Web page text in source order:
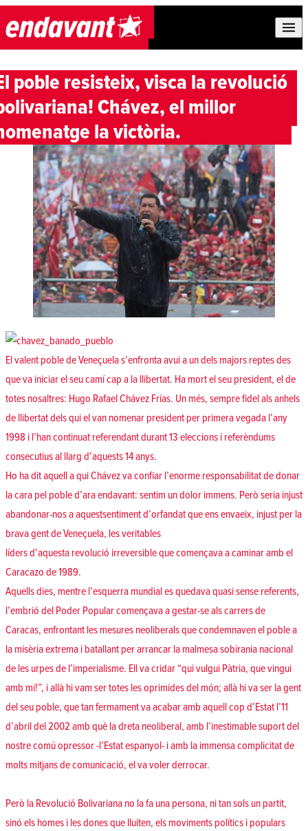
Skip to content
poble resisteix, visca la revolució
Chávez, el millor
la victòria.
El valent poble de Veneçuela s’enfronta avui a un dels majors reptes des
que va iniciar el seu camí cap a la llibertat. Ha mort el seu president, el de
totes nosaltres: Hugo Rafael Chávez Frías. Un més, sempre fidel als anhels
de llibertat dels qui el van nomenar president per primera vegada l’any
1998 i l’han continuat referendant durant 13 eleccions i referèndums
consecutius al llarg d’aquests 14 anys.
Ho ha dit aquell a qui Chávez va confiar l’enorme responsabilitat de donar
la cara pel poble d’ara endavant: sentim un dolor immens. Però seria injust
abandonar-nos a aquestsentiment d’orfandat que ens envaeix, injust per la
brava gent de Veneçuela, les veritables
líders d’aquesta revolució irreversible que començava a caminar amb el
Caracazo de 1989.
Aquells dies, mentre l’esquerra mundial es quedava quasi sense referents,
l’embrió del Poder Popular començava a gestar-se als carrers de
Caracas, enfrontant les mesures neoliberals que condemnaven el poble a
la misèria extrema i batallant per arrancar la malmesa sobirania nacional
de les urpes de l’imperialisme. Ell va cridar “qui vulgui Pàtria, que vingui
amb mi!”, i allà hi vam ser totes les oprimides del món; allà hi va ser la gent
del seu poble, que tan fermament va acabar amb aquell cop d’Estat l’11
d’abril del 2002 amb què la dreta neoliberal, amb l’inestimable suport del
nostre comú opressor -l’Estat espanyol- i amb la immensa complicitat de
molts mitjans de comunicació, el va voler derrocar.
Però la Revolució Bolivariana no la fa una persona, ni tan sols un partit,
sinó els homes i les dones que lluiten, els moviments polítics i populars